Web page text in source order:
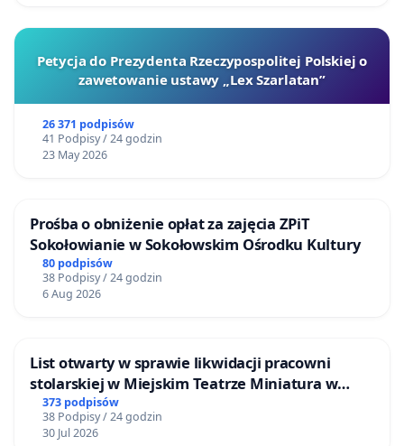
Petycja do Prezydenta Rzeczypospolitej Polskiej o
zawetowanie ustawy „Lex Szarlatan”
26 371 podpisów
41 Podpisy / 24 godzin
23 May 2026
Prośba o obniżenie opłat za zajęcia ZPiT
Sokołowianie w Sokołowskim Ośrodku Kultury
80 podpisów
38 Podpisy / 24 godzin
6 Aug 2026
List otwarty w sprawie likwidacji pracowni
stolarskiej w Miejskim Teatrze Miniatura w
Gdańsku
373 podpisów
38 Podpisy / 24 godzin
30 Jul 2026